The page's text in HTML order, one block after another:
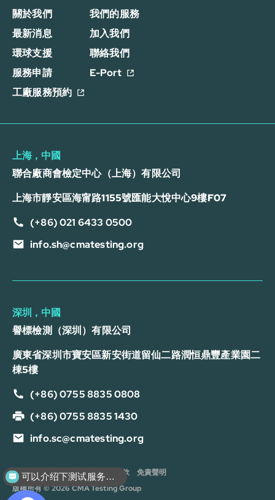
關於我們
我們的服務
最新消息
加入我們
環球支援
聯絡我們
服務申請
E-Port
工廠服務預約
上海，中國
聯合廠商會檢定中心（上海）有限公司
上海市靜安區海甯路1155號匯能大悅中心9樓F07
(+86) 021 6433 0500
info.sh@cmatesting.org
深圳，中國
譽標檢測（深圳）有限公司
廣東省深圳市寶安區新安街道留仙二路潤恒鼎豐產業園二
棟5樓
(+86) 0755 8835 0808
(+86) 0755 8835 1430
info.sc@cmatesting.org
版權所有 © 2026 CMA Testing Group
隱私政策 Cookie 政策 服務條款 免責聲明
可以介绍下测试服务么？